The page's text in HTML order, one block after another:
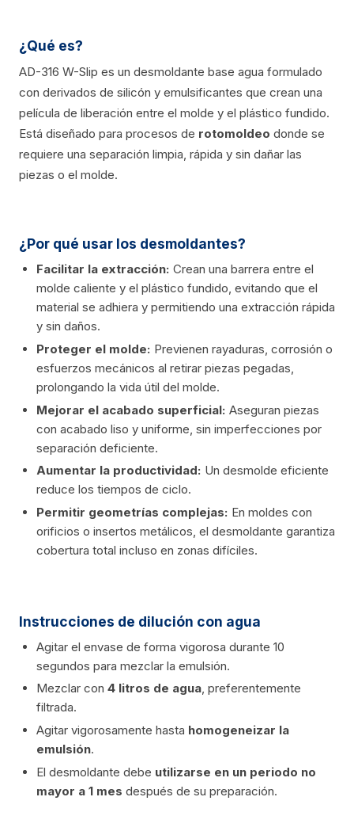
¿Qué es?
AD-316 W-Slip es un desmoldante base agua formulado
con derivados de silicón y emulsificantes que crean una
película de liberación entre el molde y el plástico fundido.
Está diseñado para procesos de rotomoldeo donde se
requiere una separación limpia, rápida y sin dañar las
piezas o el molde.
¿Por qué usar los desmoldantes?
Facilitar la extracción: Crean una barrera entre el
molde caliente y el plástico fundido, evitando que el
material se adhiera y permitiendo una extracción rápida
y sin daños.
Proteger el molde: Previenen rayaduras, corrosión o
esfuerzos mecánicos al retirar piezas pegadas,
prolongando la vida útil del molde.
Mejorar el acabado superficial: Aseguran piezas
con acabado liso y uniforme, sin imperfecciones por
separación deficiente.
Aumentar la productividad: Un desmolde eficiente
reduce los tiempos de ciclo.
Permitir geometrías complejas: En moldes con
orificios o insertos metálicos, el desmoldante garantiza
cobertura total incluso en zonas difíciles.
Instrucciones de dilución con agua
Agitar el envase de forma vigorosa durante 10
segundos para mezclar la emulsión.
Mezclar con 4 litros de agua, preferentemente
filtrada.
Agitar vigorosamente hasta homogeneizar la
emulsión.
El desmoldante debe utilizarse en un periodo no
mayor a 1 mes después de su preparación.